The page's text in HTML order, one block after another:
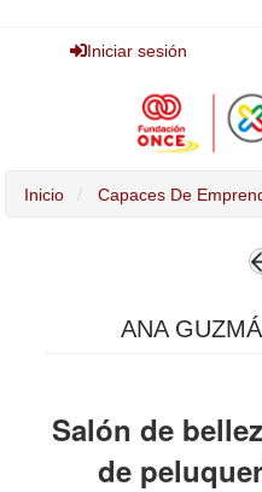
Iniciar sesión
Inicio Capaces De
ANA
Salón de
de